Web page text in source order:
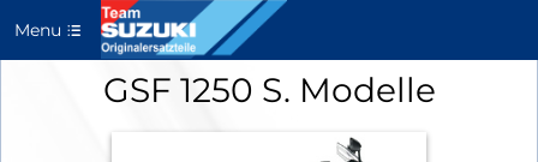
Menu
GSF 1250 S. Modelle